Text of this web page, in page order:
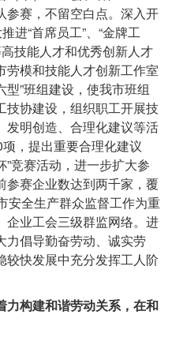
参赛，不留空白点。深入开
进“首席员工”、“金牌工
高技能人才和优秀创新人才
劳模和技能人才创新工作室
”班组建设，使我市班组
技协建设，组织职工开展技
发明创造、合理化建议等活
，提出重要合理化建议
竞赛活动，进一步扩大参
参赛企业数达到两千家，覆
安全生产群众监督工作为重
企业工会三级群监网络。进
力倡导勤奋劳动、诚实劳
较快发展中充分发挥工人阶
力构建和谐劳动关系，在和